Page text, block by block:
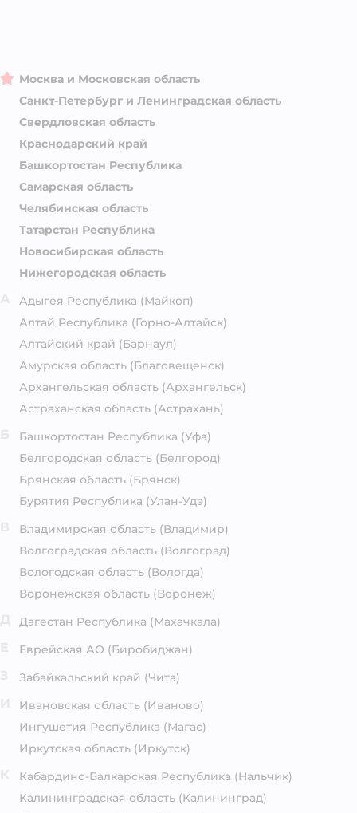
Москва и Московская область
Санкт-Петербург и Ленинградская область
Свердловская область
Краснодарский край
Башкортостан Республика
Самарская область
Челябинская область
Татарстан Республика
Новосибирская область
Нижегородская область
Адыгея Республика (Майкоп)
Алтай Республика (Горно-Алтайск)
Алтайский край (Барнаул)
Амурская область (Благовещенск)
Архангельская область (Архангельск)
Астраханская область (Астрахань)
Башкортостан Республика (Уфа)
Белгородская область (Белгород)
Брянская область (Брянск)
Бурятия Республика (Улан-Удэ)
Владимирская область (Владимир)
Волгоградская область (Волгоград)
Вологодская область (Вологда)
Воронежская область (Воронеж)
Дагестан Республика (Махачкала)
Еврейская АО (Биробиджан)
Забайкальский край (Чита)
Ивановская область (Иваново)
Ингушетия Республика (Магас)
Иркутская область (Иркутск)
Кабардино-Балкарская Республика (Нальчик)
Калининградская область (Калининград)